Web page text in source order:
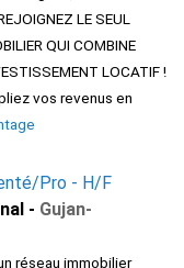
LE SEUL
QUI COMBINE
LOCATIF !
vos revenus en
Pro - H/F
- Gujan-
réseau immobilier